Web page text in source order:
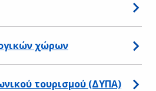
χώρων
τουρισμού (ΔΥΠΑ)